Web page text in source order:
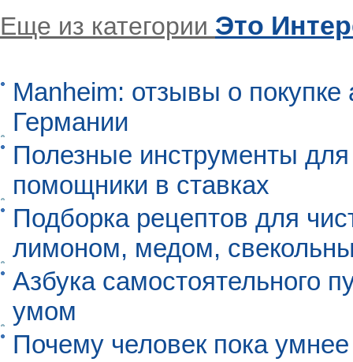
Еще из категории Это
Manheim: отзывы о
Германии
Полезные инструменты
помощники в ставках
Подборка рецептов для
лимоном, медом,
Азбука самостоятельного
умом
Почему человек пока умнее